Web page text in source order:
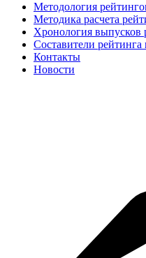
Методология
Методика расчета
Хронология выпусков
Составители рейтинга
Контакты
Новости